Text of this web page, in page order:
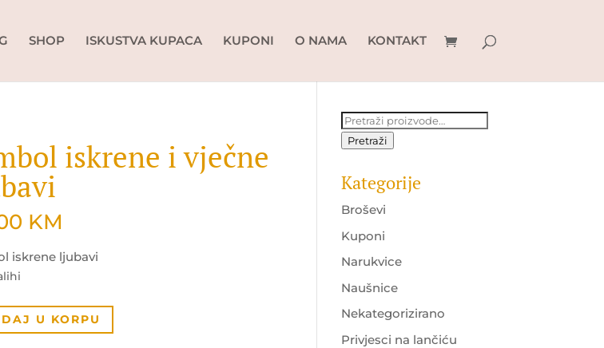
SHOP ISKUSTVA KUPACA KUPONI O NAMA KONTAKT
iskrene i vječne
KM
iskrene ljubavi
U KORPU
Pretraži:
Pretraži
Kategorije
Broševi
Kuponi
Narukvice
Naušnice
Nekategorizirano
Privjesci na lančiću